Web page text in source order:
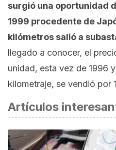
surgió una oportunidad
1999 procedente de
kilómetros salió a
llegado a conocer, el
unidad, esta vez de 1996
kilometraje, se vendió por
Artículos